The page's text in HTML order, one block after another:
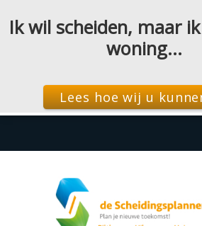
Ik wil scheiden, maar
woning…
Lees hoe wij u